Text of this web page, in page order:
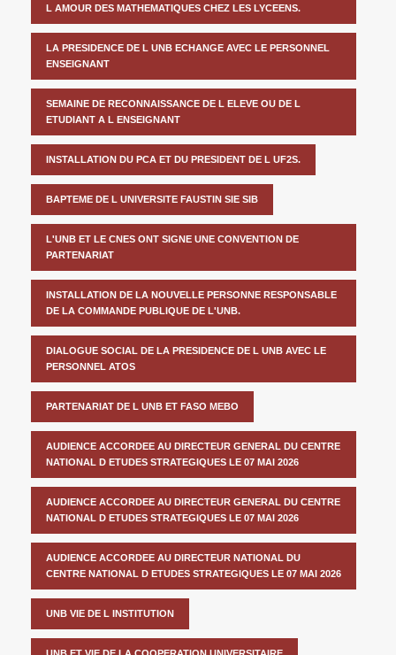
L AMOUR DES MATHEMATIQUES CHEZ LES LYCEENS.
LA PRESIDENCE DE L UNB ECHANGE AVEC LE PERSONNEL
ENSEIGNANT
SEMAINE DE RECONNAISSANCE DE L ELEVE OU DE L
ETUDIANT A L ENSEIGNANT
INSTALLATION DU PCA ET DU PRESIDENT DE L UF2S.
BAPTEME DE L UNIVERSITE FAUSTIN SIE SIB
L'UNB ET LE CNES ONT SIGNE UNE CONVENTION DE
PARTENARIAT
INSTALLATION DE LA NOUVELLE PERSONNE RESPONSABLE
DE LA COMMANDE PUBLIQUE DE L'UNB.
DIALOGUE SOCIAL DE LA PRESIDENCE DE L UNB AVEC LE
PERSONNEL ATOS
PARTENARIAT DE L UNB ET FASO MEBO
AUDIENCE ACCORDEE AU DIRECTEUR GENERAL DU CENTRE
NATIONAL D ETUDES STRATEGIQUES LE 07 MAI 2026
AUDIENCE ACCORDEE AU DIRECTEUR GENERAL DU CENTRE
NATIONAL D ETUDES STRATEGIQUES LE 07 MAI 2026
AUDIENCE ACCORDEE AU DIRECTEUR NATIONAL DU
CENTRE NATIONAL D ETUDES STRATEGIQUES LE 07 MAI 2026
UNB VIE DE L INSTITUTION